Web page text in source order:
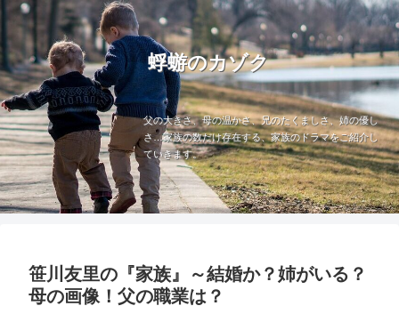
蜉蝣のカゾク
父の大きさ、母の温かさ、兄のたくましさ、姉の優し
さ…家族の数だけ存在する、家族のドラマをご紹介し
ていきます。
笹川友里の『家族』～結婚か？姉がいる？
母の画像！父の職業は？